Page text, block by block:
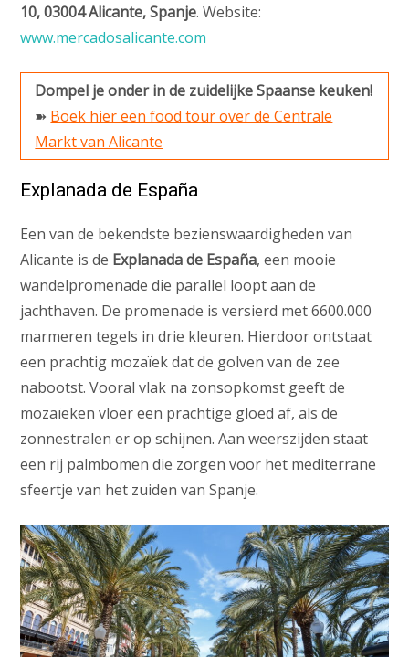
10, 03004 Alicante, Spanje. Website:
www.mercadosalicante.com
Dompel je onder in de zuidelijke Spaanse keuken!
➽ Boek hier een food tour over de Centrale
Markt van Alicante
Explanada de España
Een van de bekendste bezienswaardigheden van
Alicante is de Explanada de España, een mooie
wandelpromenade die parallel loopt aan de
jachthaven. De promenade is versierd met 6600.000
marmeren tegels in drie kleuren. Hierdoor ontstaat
een prachtig mozaïek dat de golven van de zee
nabootst. Vooral vlak na zonsopkomst geeft de
mozaïeken vloer een prachtige gloed af, als de
zonnestralen er op schijnen. Aan weerszijden staat
een rij palmbomen die zorgen voor het mediterrane
sfeertje van het zuiden van Spanje.